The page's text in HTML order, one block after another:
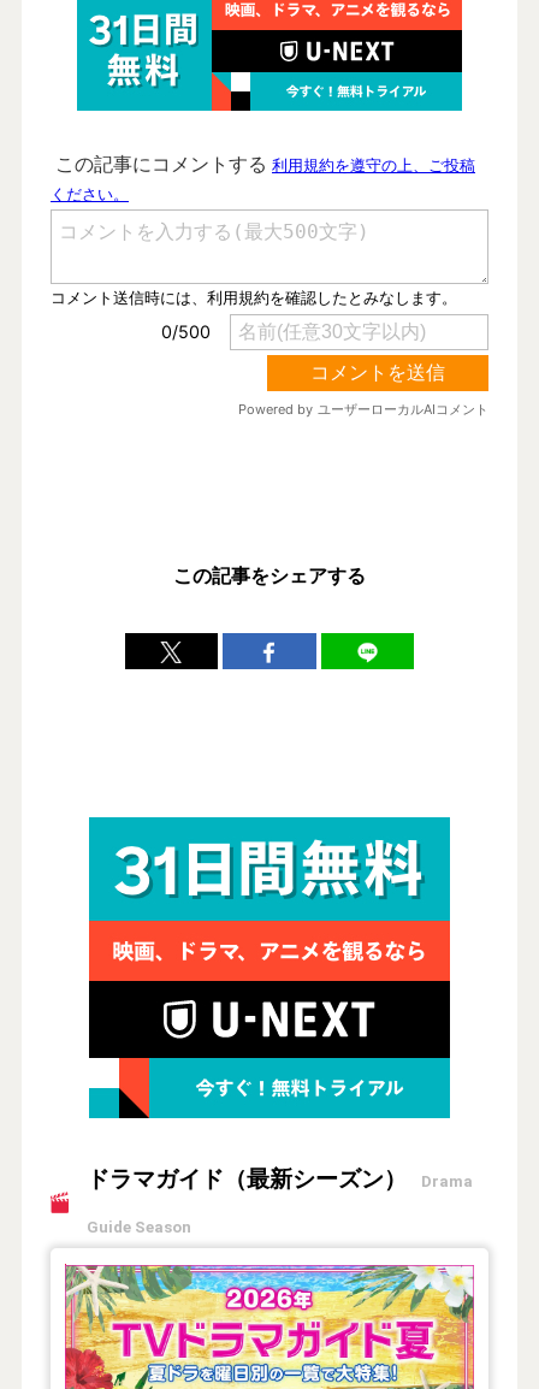
この記事をシェアする
ドラマガイド（最新シーズン） Drama
Guide Season
【2026年夏】TVドラマガイド